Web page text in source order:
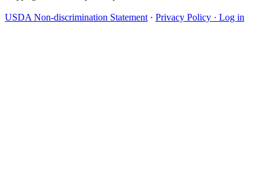
USDA Non-discrimination Statement · Privacy Policy · Log in